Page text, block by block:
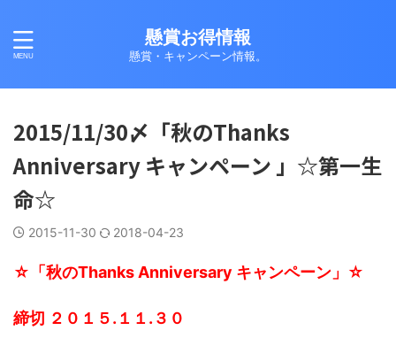
懸賞お得情報
懸賞・キャンペーン情報。
2015/11/30〆「秋のThanks
Anniversary キャンペーン 」☆第一生
命☆
2015-11-30 2018-04-23
☆「秋のThanks Anniversary キャンペーン」☆
締切 ２０１５.１１.３０